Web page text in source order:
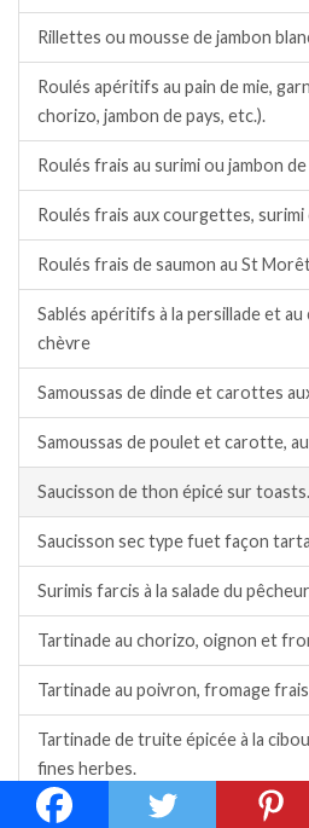
Rillettes ou mousse de jambon
Roulés apéritifs au pain de mie,
chorizo, jambon de pays, etc.).
Roulés frais au surimi ou jambon de
Roulés frais aux courgettes, surimi
Roulés frais de saumon au St
Sablés apéritifs à la persillade et
chèvre
Samoussas de dinde et carottes
Samoussas de poulet et carotte,
Saucisson de thon épicé sur toasts.
Saucisson sec type fuet façon
Surimis farcis à la salade du
Tartinade au chorizo, oignon et
Tartinade au poivron, fromage
Tartinade de truite épicée à la
fines herbes.
Tartinade épicée au chèvre frais,